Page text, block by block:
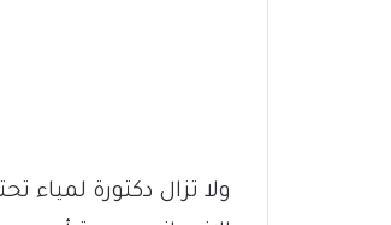
ولا تزال دكتورة